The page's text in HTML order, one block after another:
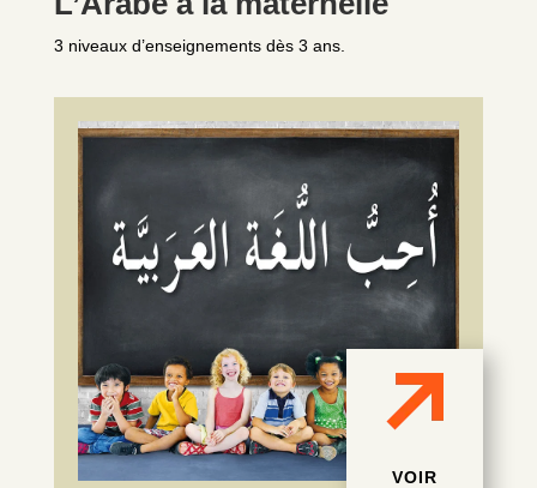
3 niveaux d’enseignements dès 3 ans.
VOIR